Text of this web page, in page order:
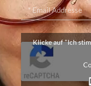
Klicke auf "Ich